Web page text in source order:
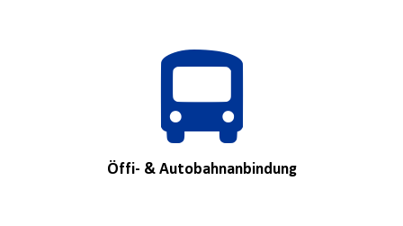
Öffi- & Autobahnanbindung